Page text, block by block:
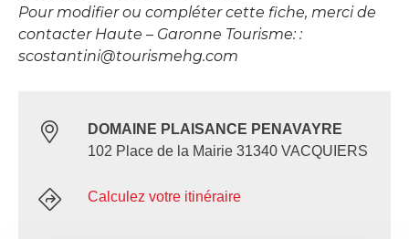
Pour modifier ou compléter cette fiche, merci de
contacter Haute – Garonne Tourisme: :
scostantini@tourismehg.com
DOMAINE PLAISANCE PENAVAYRE
102 Place de la Mairie 31340 VACQUIERS
Calculez votre itinéraire